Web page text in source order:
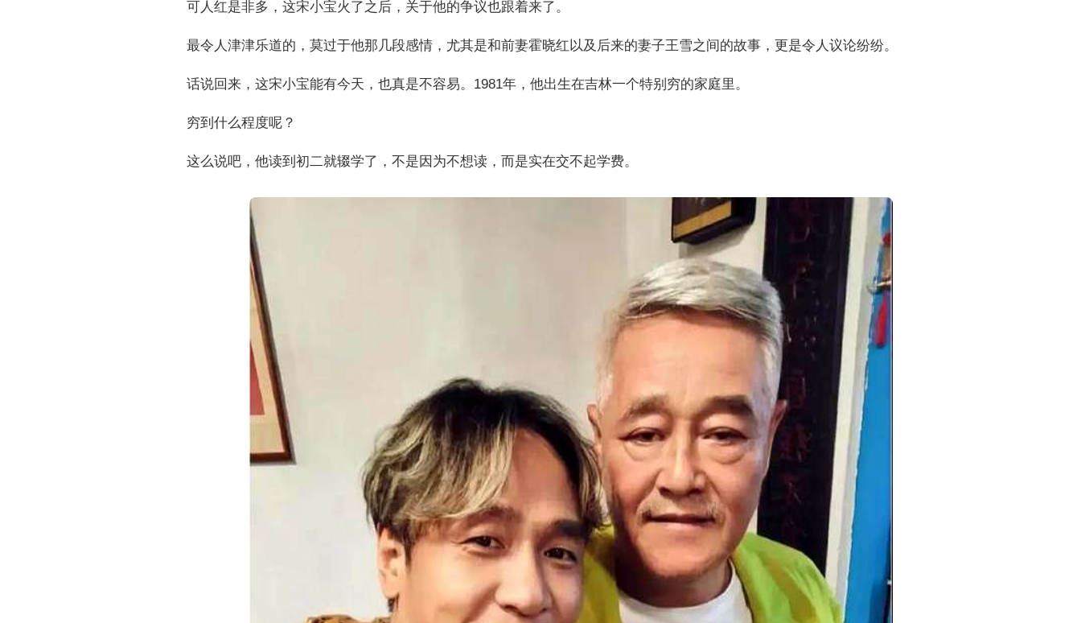
可人红是非多，这宋小宝火了之后，关于他的争议也跟着来了。
最令人津津乐道的，莫过于他那几段感情，尤其是和前妻霍晓红以及后来的妻子王雪之间的故事，更是令人议论纷纷。
话说回来，这宋小宝能有今天，也真是不容易。1981年，他出生在吉林一个特别穷的家庭里。
穷到什么程度呢？
这么说吧，他读到初二就辍学了，不是因为不想读，而是实在交不起学费。